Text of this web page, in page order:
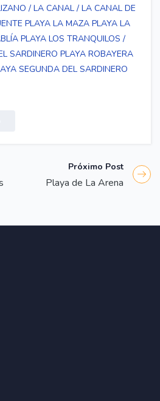
/ LA CANAL / LA CANAL DE
PLAYA LA MAZA PLAYA LA
PLAYA LOS TRANQUILOS /
SARDINERO PLAYA ROBAYERA
SEGUNDA DEL SARDINERO
Próximo Post
Playa de La Arena